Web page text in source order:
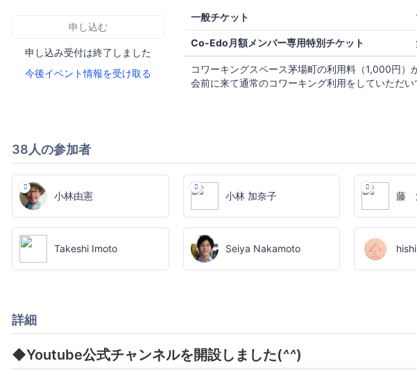
申し込む
申し込み受付は終了しました
今後イベント情報を受け取る
一般チケット
Co-Edo月額メンバー専用特別チケット
コワーキングスペース茅場町の利用料（1,000円）
会前に来て通常のコワーキング利用をしていただ
38人の参加者
小林由憲 小林 加奈子 藤
Takeshi Imoto Seiya Nakamoto
詳細
◆Youtube公式チャンネルを開設しました(^^)